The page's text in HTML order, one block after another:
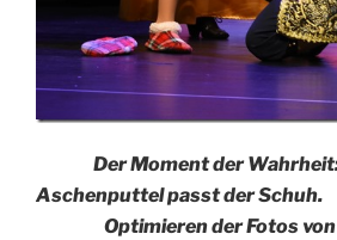
Der Moment der Wahrheit:
Aschenputtel passt der Schuh.
Optimieren der Fotos von